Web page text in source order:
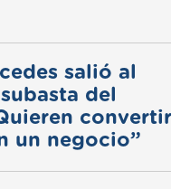
salió al
del
convertir
un negocio”